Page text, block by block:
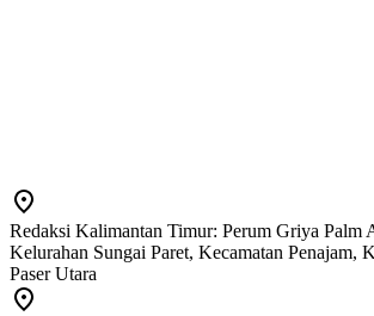
Redaksi Kalimantan Timur: Perum Griya Palm
Kelurahan Sungai Paret, Kecamatan Penajam,
Paser Utara